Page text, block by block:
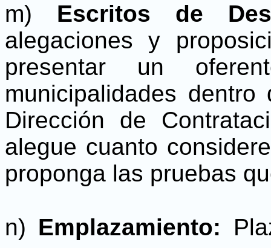
m) Escritos de
alegaciones y
presentar un
municipalidades
Dirección de
alegue cuanto
proponga las pruebas
n) Emplazamiento: